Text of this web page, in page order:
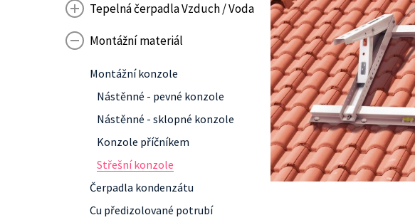
Tepelná čerpadla Vzduch / Voda
Montážní materiál
Montážní konzole
Nástěnné - pevné konzole
Nástěnné - sklopné konzole
Konzole příčníkem
Střešní konzole
Čerpadla kondenzátu
Cu předizolované potrubí